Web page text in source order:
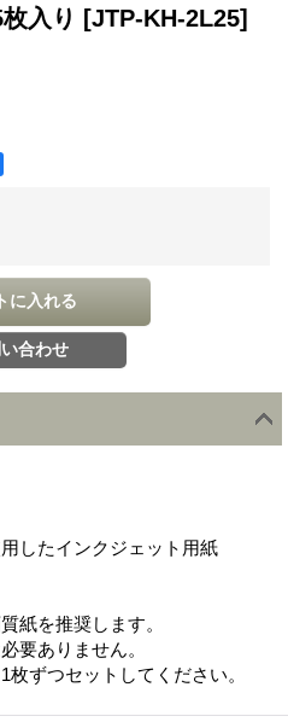
入り [JTP-KH-2L25]
したインクジェット用紙
紙を推奨します。
要ありません。
ずつセットしてください。